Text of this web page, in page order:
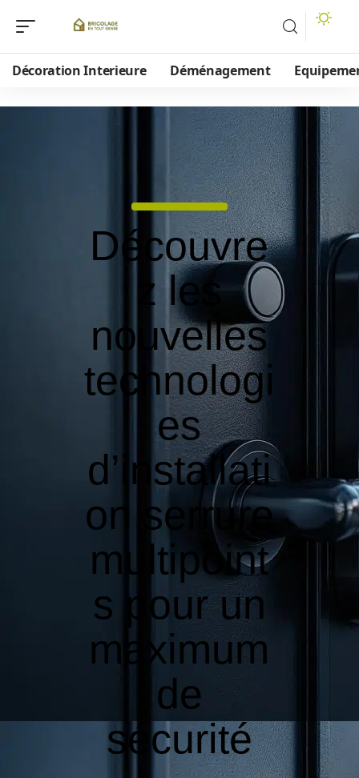
Décoration Interieure Déménagement
Découvre
z les
nouvelles
technologi
es
d’installati
on serrure
multipoint
s pour un
maximum
de
sécurité